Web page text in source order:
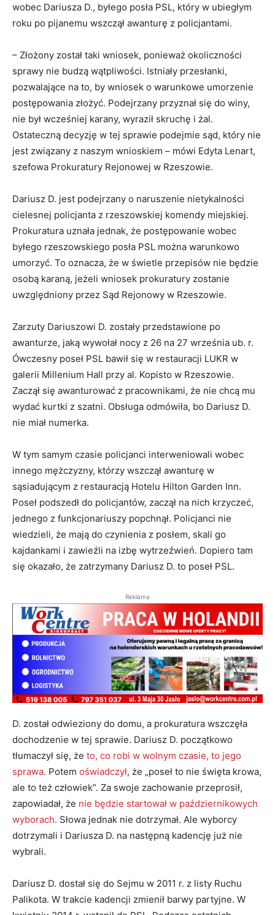
wobec Dariusza D., byłego posła PSL, który w ubiegłym
roku po pijanemu wszczął awanturę z policjantami.
– Złożony został taki wniosek, ponieważ okoliczności
sprawy nie budzą wątpliwości. Istniały przesłanki,
pozwalające na to, by wniosek o warunkowe umorzenie
postępowania złożyć. Podejrzany przyznał się do winy,
nie był wcześniej karany, wyraził skruchę i żal.
Ostateczną decyzję w tej sprawie podejmie sąd, który nie
jest związany z naszym wnioskiem – mówi Edyta Lenart,
szefowa Prokuratury Rejonowej w Rzeszowie.
Dariusz D. jest podejrzany o naruszenie nietykalności
cielesnej policjanta z rzeszowskiej komendy miejskiej.
Prokuratura uznała jednak, że postępowanie wobec
byłego rzeszowskiego posła PSL można warunkowo
umorzyć. To oznacza, że w świetle przepisów nie będzie
osobą karaną, jeżeli wniosek prokuratury zostanie
uwzględniony przez Sąd Rejonowy w Rzeszowie.
Zarzuty Dariuszowi D. zostały przedstawione po
awanturze, jaką wywołał nocy z 26 na 27 września ub. r.
Ówczesny poseł PSL bawił się w restauracji LUKR w
galerii Millenium Hall przy al. Kopisto w Rzeszowie.
Zaczął się awanturować z pracownikami, że nie chcą mu
wydać kurtki z szatni. Obsługa odmówiła, bo Dariusz D.
nie miał numerka.
W tym samym czasie policjanci interweniowali wobec
innego mężczyzny, którzy wszczął awanturę w
sąsiadującym z restauracją Hotelu Hilton Garden Inn.
Poseł podszedł do policjantów, zaczął na nich krzyczeć,
jednego z funkcjonariuszy popchnął. Policjanci nie
wiedzieli, że mają do czynienia z posłem, skali go
kajdankami i zawieźli na izbę wytrzeźwień. Dopiero tam
się okazało, że zatrzymany Dariusz D. to poseł PSL.
Reklama
D. został odwieziony do domu, a prokuratura wszczęła
dochodzenie w tej sprawie. Dariusz D. początkowo
tłumaczył się, że to, co robi w wolnym czasie, to jego
sprawa. Potem oświadczył, że „poseł to nie święta krowa,
ale to też człowiek”. Za swoje zachowanie przeprosił,
zapowiadał, że nie będzie startował w październikowych
wyborach. Słowa jednak nie dotrzymał. Ale wyborcy
dotrzymali i Dariusza D. na następną kadencję już nie
wybrali.
Dariusz D. dostał się do Sejmu w 2011 r. z listy Ruchu
Palikota. W trakcie kadencji zmienił barwy partyjne. W